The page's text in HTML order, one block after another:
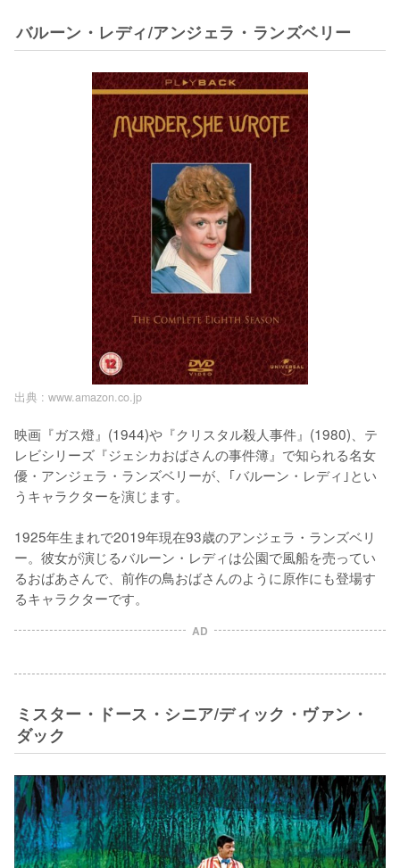
バルーン・レディ/アンジェラ・ランズベリー
出典 : www.amazon.co.jp
映画『ガス燈』(1944)や『クリスタル殺人事件』(1980)、テ
レビシリーズ『ジェシカおばさんの事件簿』で知られる名女
優・アンジェラ・ランズベリーが、｢バルーン・レディ｣とい
うキャラクターを演じます。
1925年生まれで2019年現在93歳のアンジェラ・ランズベリ
ー。彼女が演じるバルーン・レディは公園で風船を売ってい
るおばあさんで、前作の鳥おばさんのように原作にも登場す
るキャラクターです。
AD
ミスター・ドース・シニア/ディック・ヴァン・
ダック